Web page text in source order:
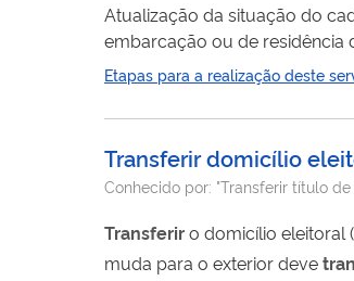
Atualização da situação do
embarcação ou de residência
201, 202 e 211, disponíveis na
pela Capitanias dos Portos,
Etapas para a realização deste
Transferir domicílio
Conhecido por: "Transferir título
Transferiro domicílio eleitoral
muda para o exterior deve